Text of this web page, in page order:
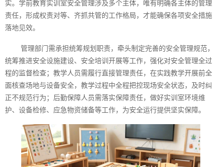
实。学前教育实训室安全管理涉及多个主体，唯有明确各主体的管理
责任，形成权责对等、齐抓共管的工作格局，才能确保各项安全措施
落地见效。
管理部门需承担统筹规划职责，牵头制定完善的安全管理规范，
统筹推进安全设施建设、安全培训开展等工作，强化对安全管理全过
程的监督检查；教学人员需履行直接管理责任，在实践教学开展前全
面核查场地与设备安全，教学过程中全程把控现场安全状态，及时纠
正不规范行为；后勤保障人员需落实保障责任，做好实训室环境维
护、设备检修、应急物资储备等工作，为安全运行提供坚实保障。